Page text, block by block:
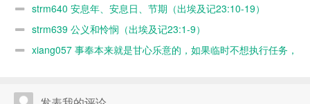
strm640 安息年、安息日、节期（出埃及记23:10-19）
strm639 公义和怜悯（出埃及记23:1-9）
xiang057 事奉本来就是甘心乐意的，如果临时不想执行任务，